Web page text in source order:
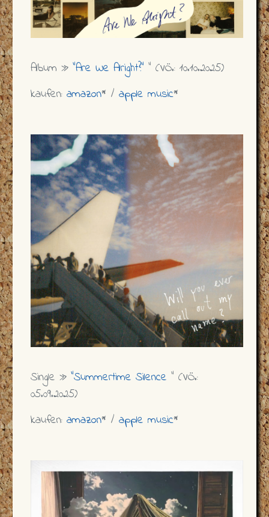
Album » "Are We Alright?" " (VÖ.: 10.10.2025)
kaufen: amazon* / apple music*
Single » "Summertime Silence " (VÖ.:
05.09.2025)
kaufen: amazon* / apple music*